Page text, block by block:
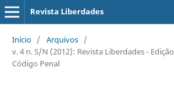
Revista Liberdades
Início / Arquivos /
v. 4 n. S/N (2012): Revista Liberdades -
Código Penal